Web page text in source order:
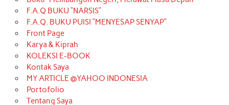
F.A.Q BUKU “NARSIS”
F.A.Q. BUKU PUISI “MENYESAP SENYAP”
Front Page
Karya & Kiprah
KOLEKSI E-BOOK
Kontak Saya
MY ARTICLE @YAHOO INDONESIA
Portofolio
Tentang Saya